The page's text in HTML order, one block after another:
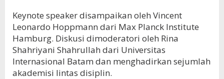
Keynote speaker disampaikan oleh Vincent
Leonardo Hoppmann dari Max Planck Institute
Hamburg. Diskusi dimoderatori oleh Rina
Shahriyani Shahrullah dari Universitas
Internasional Batam dan menghadirkan sejumlah
akademisi lintas disiplin.